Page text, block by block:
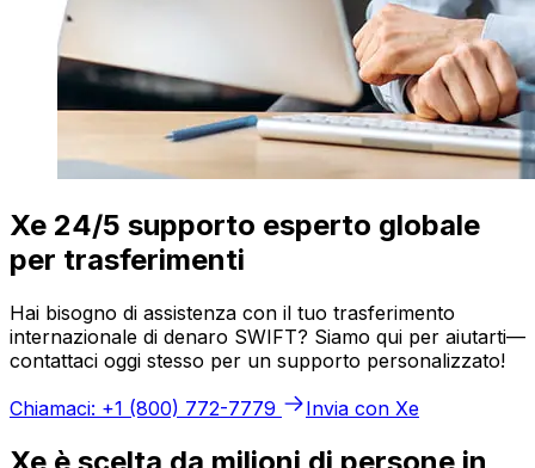
Xe 24/5 supporto esperto globale
per trasferimenti
Hai bisogno di assistenza con il tuo trasferimento
internazionale di denaro SWIFT? Siamo qui per aiutarti—
contattaci oggi stesso per un supporto personalizzato!
Chiamaci: +1 (800) 772-7779
Invia con Xe
Xe è scelta da milioni di persone in